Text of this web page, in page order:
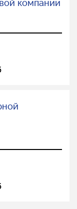
компании